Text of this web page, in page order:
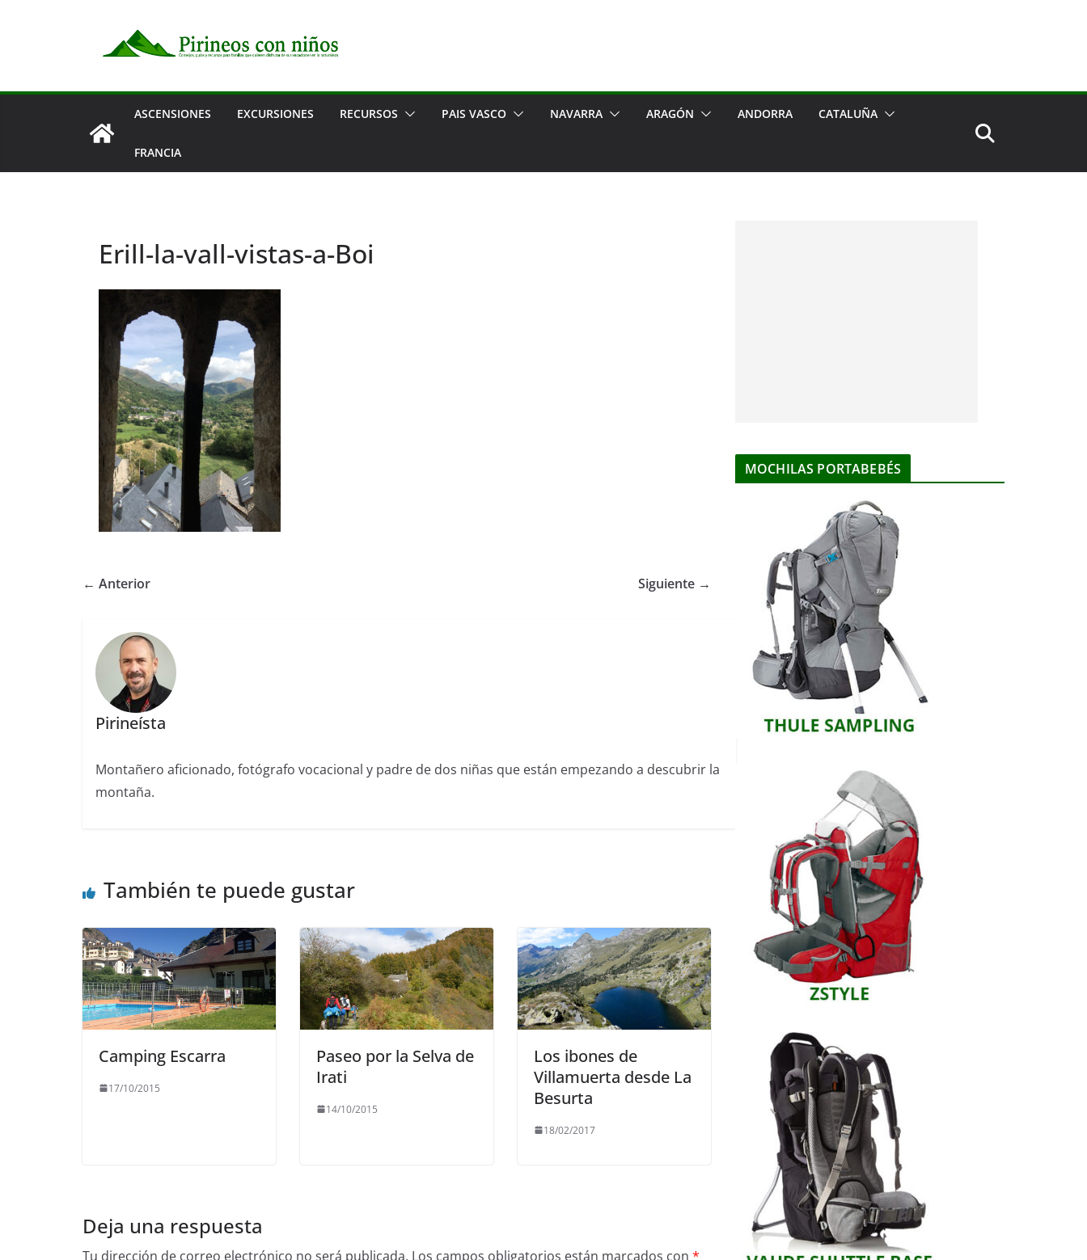
ASCENSIONES EXCURSIONES RECURSOS PAIS VASCO NAVARRA ARAGÓN ANDORRA CATALUÑA
FRANCIA
Erill-la-vall-vistas-a-Boi
← Anterior Siguiente →
Pirineísta
Montañero aficionado, fotógrafo vocacional y padre de dos niñas que están empezando a descubrir la
montaña.
También te puede gustar
Camping Escarra
17/10/2015
Paseo por la Selva de
Irati
14/10/2015
Los ibones de
Villamuerta desde La
Besurta
18/02/2017
Deja una respuesta
Tu dirección de correo electrónico no será publicada. Los campos obligatorios están marcados con *
MOCHILAS PORTABEBÉS